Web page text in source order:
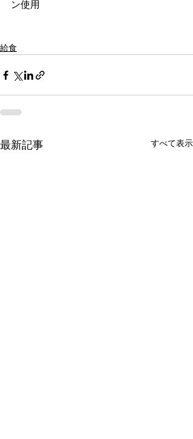
ン使用
給食
最新記事 すべて表示